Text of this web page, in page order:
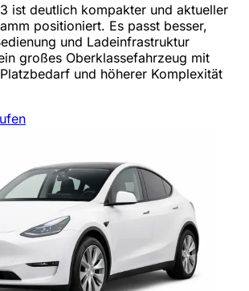
ist deutlich kompakter und aktueller
positioniert. Es passt besser,
und Ladeinfrastruktur
großes Oberklassefahrzeug mit
und höherer Komplexität